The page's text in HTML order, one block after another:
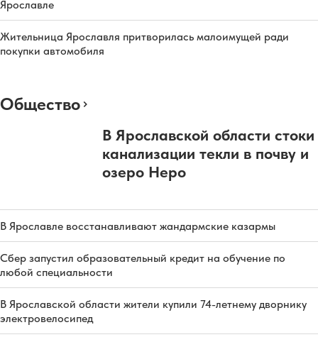
Ярославле
Жительница Ярославля притворилась малоимущей ради
покупки автомобиля
Общество
В Ярославской области стоки
канализации текли в почву и
озеро Неро
В Ярославле восстанавливают жандармские казармы
Сбер запустил образовательный кредит на обучение по
любой специальности
В Ярославской области жители купили 74-летнему дворнику
электровелосипед